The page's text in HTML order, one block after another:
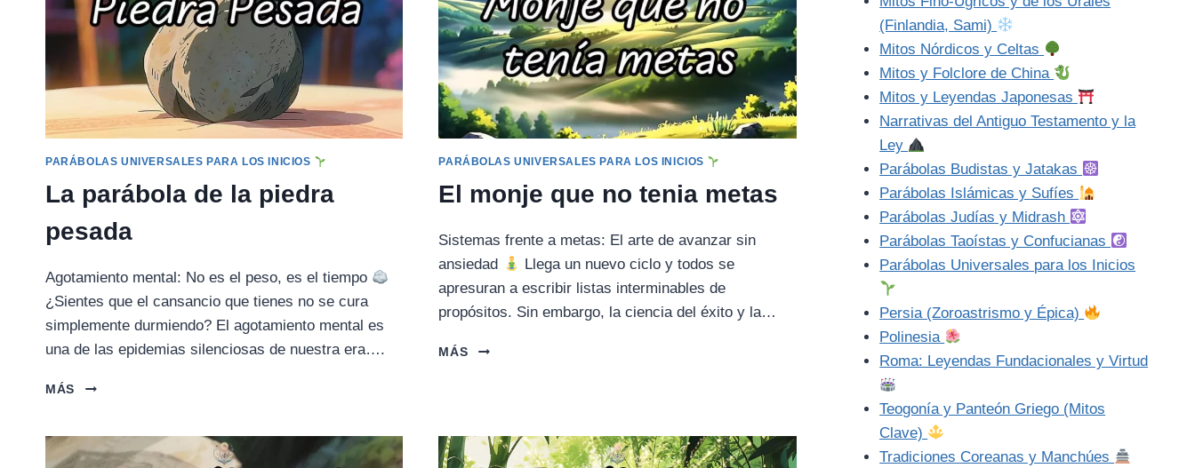
PARÁBOLAS UNIVERSALES PARA LOS INICIOS
La parábola de la piedra
pesada
Agotamiento mental: No es el peso, es el tiempo
¿Sientes que el cansancio que tienes no se cura
simplemente durmiendo? El agotamiento mental es
una de las epidemias silenciosas de nuestra era….
MÁS
LA
PIEDRA
PARÁBOLAS UNIVERSALES PARA LOS INICIOS
El monje que no tenia metas
Sistemas frente a metas: El arte de avanzar sin
ansiedad
Llega un nuevo ciclo y todos se
apresuran a escribir listas interminables de
propósitos. Sin embargo, la ciencia del éxito y la…
MÁS
EL
METAS
(Finlandia, Sami)
Mitos Nórdicos y Celtas
Mitos y Folclore de China
Mitos y Leyendas Japonesas
Narrativas del Antiguo Testamento y la
Ley
Parábolas Budistas y Jatakas
Parábolas Islámicas y Sufíes
Parábolas Judías y Midrash
Parábolas Taoístas y Confucianas
Parábolas Universales para los Inicios
Persia (Zoroastrismo y Épica)
Polinesia
Roma: Leyendas Fundacionales y Virtud
Teogonía y Panteón Griego (Mitos
Clave)
Tradiciones Coreanas y Manchúes